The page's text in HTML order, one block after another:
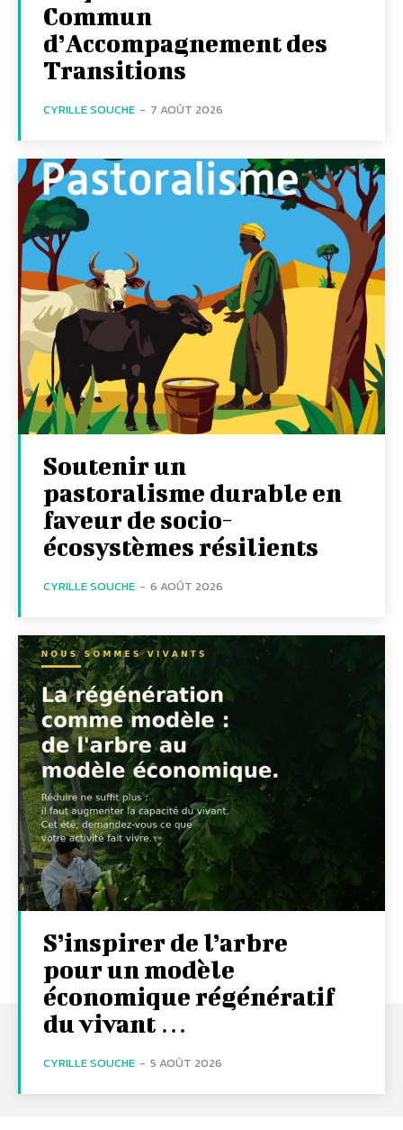
Commun
d’Accompagnement des
Transitions
CYRILLE SOUCHE - 7 AOÛT 2026
Soutenir un
pastoralisme durable en
faveur de socio-
écosystèmes résilients
CYRILLE SOUCHE - 6 AOÛT 2026
S’inspirer de l’arbre
pour un modèle
économique régénératif
du vivant …
CYRILLE SOUCHE - 5 AOÛT 2026